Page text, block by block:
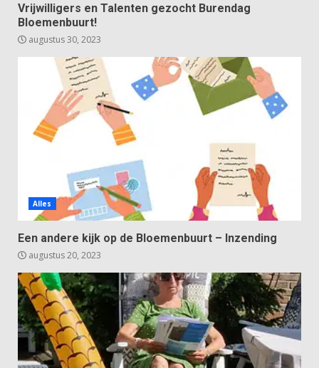
Vrijwilligers en Talenten gezocht Burendag
Bloemenbuurt!
augustus 30, 2023
Alles
Een andere kijk op de Bloemenbuurt – Inzending
augustus 20, 2023